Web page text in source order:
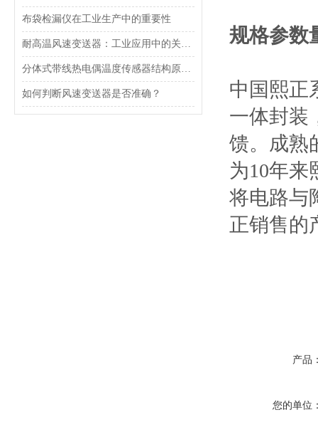
布袋检漏仪在工业生产中的重要性
耐高温风速变送器：工业应用中的关键技术
分体式带线热电偶温度传感器结构原理与测温特性解析
如何判断风速变送器是否准确？
规格参数
中国 熙正
一体封装
馈。成熟
为10年来
将电路与
正销售的
产品
您的单位